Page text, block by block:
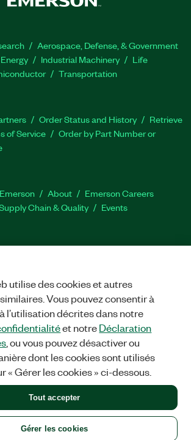
Aerospace, Defense, & Government
Energy Industrial Machinery
Life
Transportation
Order Status and History
Retrieve
of Service
Order by Part Number or
About
Emerson Careers
Chain & Quality Events
Facebook
TwitterLinkedIn
|PRIVACY|Gérer les cookies
CORP. ALL RIGHTS RESERVED.
utilise des cookies et autres
Vous pouvez consentir à
l’utilisation décrites dans notre
et notreDéclaration
, ou vous pouvez désactiver ou
dont les cookies sont utilisés
« Gérer les cookies » ci-dessous.
Gérer les cookies
Tout accepter